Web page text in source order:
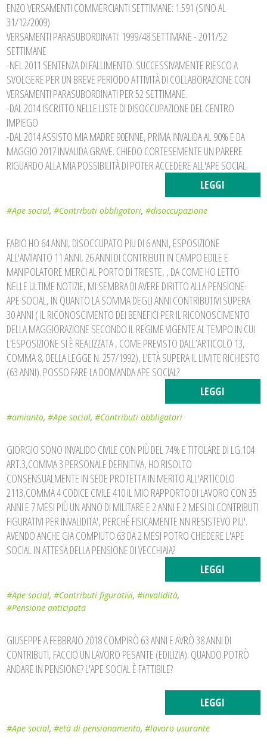
ENZO VERSAMENTI COMMERCIANTI SETTIMANE: 1.591 (SINO AL
31/12/2009)
VERSAMENTI PARASUBORDINATI: 1999/48 SETTIMANE - 2011/52
SETTIMANE
-NEL 2011 SENTENZA DI FALLIMENTO. SUCCESSIVAMENTE RIESCO A
SVOLGERE PER UN BREVE PERIODO ATTIVITÀ DI COLLABORAZIONE CON
VERSAMENTI PARASUBORDINATI PER 52 SETTIMANE.
-DAL 2014 ISCRITTO NELLE LISTE DI DISOCCUPAZIONE DEL CENTRO
IMPIEGO
-DAL 2014 ASSISTO MIA MADRE 90ENNE, PRIMA INVALIDA AL 90% E DA
MAGGIO 2017 INVALIDA GRAVE. CHIEDO CORTESEMENTE UN PARERE
RIGUARDO ALLA MIA POSSIBILITÀ DI POTER ACCEDERE ALL'APE SOCIAL.
LEGGI
#Ape social,#Contributi obbligatori,#disoccupazione
FABIO HO 64 ANNI, DISOCCUPATO PIU DI 6 ANNI, ESPOSIZIONE
ALL'AMIANTO 11 ANNI, 26 ANNI DI CONTRIBUTI IN CAMPO EDILE E
MANIPOLATORE MERCI AL PORTO DI TRIESTE, , DA COME HO LETTO
NELLE ULTIME NOTIZIE, MI SEMBRA DI AVERE DIRITTO ALLA PENSIONE-
APE SOCIAL, IN QUANTO LA SOMMA DEGLI ANNI CONTRIBUTIVI SUPERA
30 ANNI ( IL RICONOSCIMENTO DEI BENEFICI PER IL RICONOSCIMENTO
DELLA MAGGIORAZIONE SECONDO IL REGIME VIGENTE AL TEMPO IN CUI
L’ESPOSIZIONE SI È REALIZZATA , COME PREVISTO DALL’ARTICOLO 13,
COMMA 8, DELLA LEGGE N. 257/1992), L'ETÀ SUPERA IL LIMITE RICHIESTO
(63 ANNI). POSSO FARE LA DOMANDA APE SOCIAL?
LEGGI
#amianto,#Ape social,#Contributi obbligatori
GIORGIO SONO INVALIDO CIVILE CON PIÙ DEL 74% E TITOLARE DI LG.104
ART.3,COMMA 3 PERSONALE DEFINITIVA, HO RISOLTO
CONSENSUALMENTE IN SEDE PROTETTA IN MERITO ALL'ARTICOLO
2113,COMMA 4 CODICE CIVILE 410 IL MIO RAPPORTO DI LAVORO CON 35
ANNI E 7 MESI PIÙ UN ANNO DI MILITARE E 2 ANNI E 2 MESI DI CONTRIBUTI
FIGURATIVI PER INVALIDITA', PERCHÉ FISICAMENTE NN RESISTEVO PIU'.
AVENDO ANCHE GIA COMPIUTO 63 DA 2 MESI POTRO CHIEDERE L'APE
SOCIAL IN ATTESA DELLA PENSIONE DI VECCHIAIA?
LEGGI
#Ape social,#Contributi figurativi,#invalidità,
#Pensione anticipata
GIUSEPPE A FEBBRAIO 2018 COMPIRÒ 63 ANNI E AVRÒ 38 ANNI DI
CONTRIBUTI, FACCIO UN LAVORO PESANTE (EDILIZIA): QUANDO POTRÒ
ANDARE IN PENSIONE? L'APE SOCIAL È FATTIBILE?
LEGGI
#Ape social,#età di pensionamento,#lavoro usurante